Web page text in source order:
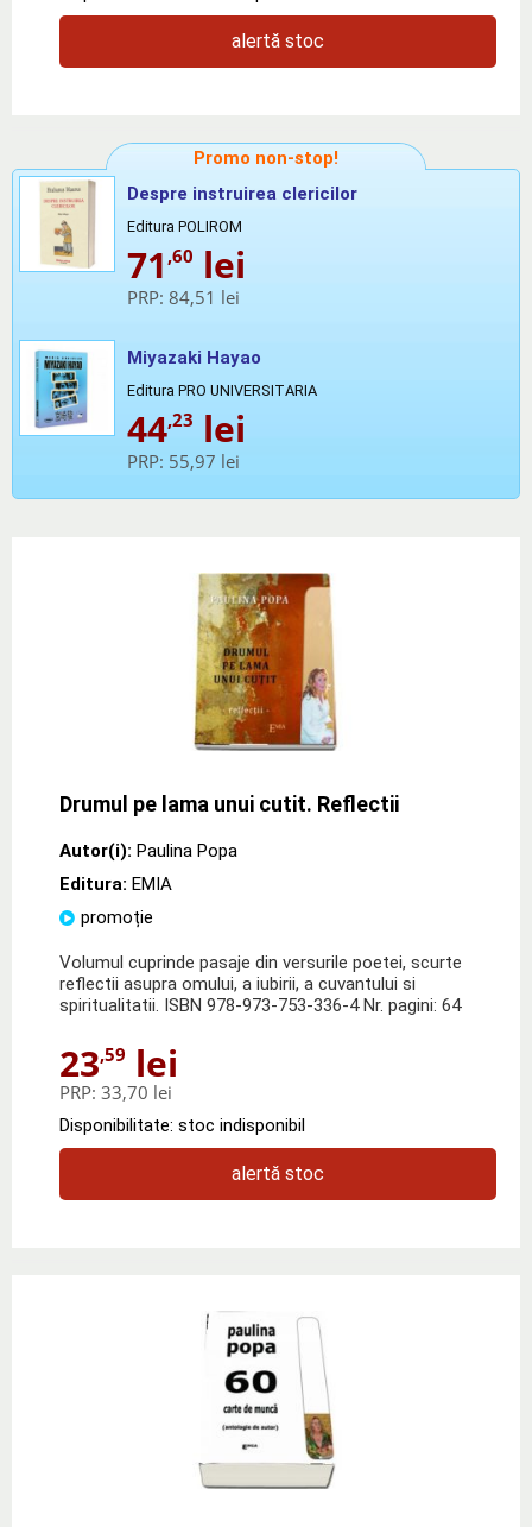
alertă stoc
Promo non-stop!
Despre instruirea clericilor
Editura POLIROM
71 ,60 lei
PRP: 84,51 lei
Miyazaki Hayao
Editura PRO UNIVERSITARIA
44,23 lei
PRP: 55,97 lei
Drumul pe lama unui cutit. Reflectii
Autor(i): Paulina Popa
Editura: EMIA
promoție
Volumul cuprinde pasaje din versurile poetei, scurte
reflectii asupra omului, a iubirii, a cuvantului si
spiritualitatii. ISBN 978-973-753-336-4 Nr. pagini: 64
23,59 lei
PRP: 33,70 lei
Disponibilitate: stoc indisponibil
alertă stoc